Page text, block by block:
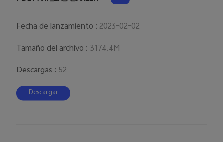
Fecha de lanzamiento : 2023-02-02
Tamaño del archivo : 3174.4M
Descargas : 52
Descargar